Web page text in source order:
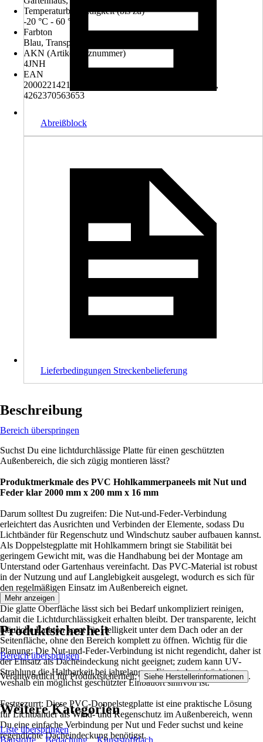
Temperaturbeständigkeit (bis zu)
-20 °C - 60 °C
Farbton
Blau, Transparent
AKN (Artikelkurznummer)
4JNH
EAN
2000221421002, 4003412018454, 4014677042474,
4262370563653
Abreißblock
Lieferbedingungen Streckenbelieferung
Beschreibung
Bereich überspringen
Suchst Du eine lichtdurchlässige Platte für einen geschützten
Außenbereich, die sich zügig montieren lässt?
Produktmerkmale des PVC Hohlkammerpaneels mit Nut und
Feder klar 2000 mm x 200 mm x 16 mm
Darum solltest Du zugreifen: Die Nut-und-Feder-Verbindung
erleichtert das Ausrichten und Verbinden der Elemente, sodass Du
Lichtbänder für Regenschutz und Windschutz sauber aufbauen kannst.
Als Doppelstegplatte mit Hohlkammern bringt sie Stabilität bei
geringem Gewicht mit, was die Handhabung bei der Montage am
Unterstand oder Gartenhaus vereinfacht. Das PVC-Material ist robust
in der Nutzung und auf Langlebigkeit ausgelegt, wodurch es sich für
den regelmäßigen Einsatz im Außenbereich eignet.
Die glatte Oberfläche lässt sich bei Bedarf unkompliziert reinigen,
damit die Lichtdurchlässigkeit erhalten bleibt. Der transparente, leicht
bläuliche Farbton sorgt für Helligkeit unter dem Dach oder an der
Seitenfläche, ohne den Bereich komplett zu öffnen. Wichtig für die
Planung: Die Nut-und-Feder-Verbindung ist nicht regendicht, daher ist
der Einsatz als Dacheindeckung nicht geeignet; zudem kann UV-
Strahlung die Haltbarkeit bei jahrelangem Einsatz beeinträchtigen,
weshalb ein möglichst geschützter Einbauort sinnvoll ist.
Festgezurrt: Diese PVC-Doppelstegplatte ist eine praktische Lösung
für Lichtbänder als Wind- und Regenschutz im Außenbereich, wenn
Du eine einfache Verbindung per Nut und Feder suchst und keine
regendichte Dacheindeckung benötigst.
Mehr anzeigen
Produktsicherheit
Bereich überspringen
Verantwortlich für Produktsicherheit: Siehe Herstellerinformationen .
Weitere Kategorien
Liste überspringen
Baustoffe
Bedachung Kunststoffdach